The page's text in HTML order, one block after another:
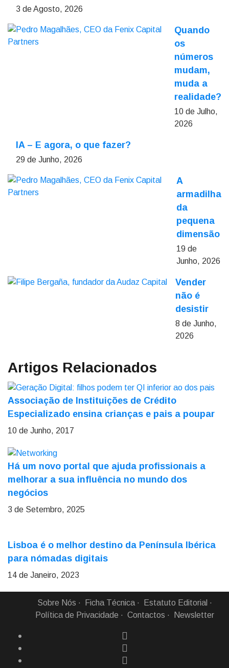
3 de Agosto, 2026
Quando
os
números
mudam,
muda a
realidade?
10 de Julho,
2026
IA – E agora, o que fazer?
29 de Junho, 2026
A
armadilha
da
pequena
dimensão
19 de
Junho, 2026
Vender
não é
desistir
8 de Junho,
2026
Artigos Relacionados
Associação de Instituições de Crédito
Especializado ensina crianças e pais a poupar
10 de Junho, 2017
Há um novo portal que ajuda profissionais a
melhorar a sua influência no mundo dos
negócios
3 de Setembro, 2025
Lisboa é o melhor destino da Península Ibérica
para nómadas digitais
14 de Janeiro, 2023
Sobre Nós Ficha Técnica
Estatuto Editorial
Política de Privacidade
Contactos Newsletter